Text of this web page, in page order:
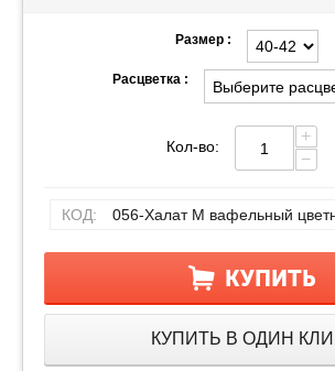
Размер :
Расцветка :
Кол-во:
+
−
КОД: 056-Халат М вафельный
КУПИТЬ
КУПИТЬ В ОДИН